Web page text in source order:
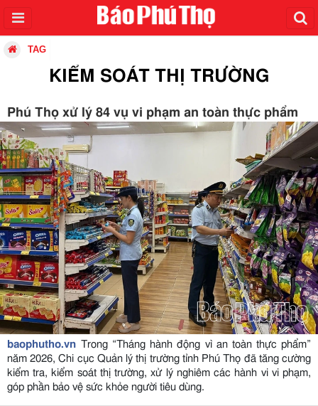
TAG
KIỂM SOÁT THỊ TRƯỜNG
Phú Thọ xử lý 84 vụ vi phạm an toàn thực phẩm
baophutho.vn Trong “Tháng hành động vì an toàn thực phẩm”
năm 2026, Chi cục Quản lý thị trường tỉnh Phú Thọ đã tăng cường
kiểm tra, kiểm soát thị trường, xử lý nghiêm các hành vi vi phạm,
góp phần bảo vệ sức khỏe người tiêu dùng.